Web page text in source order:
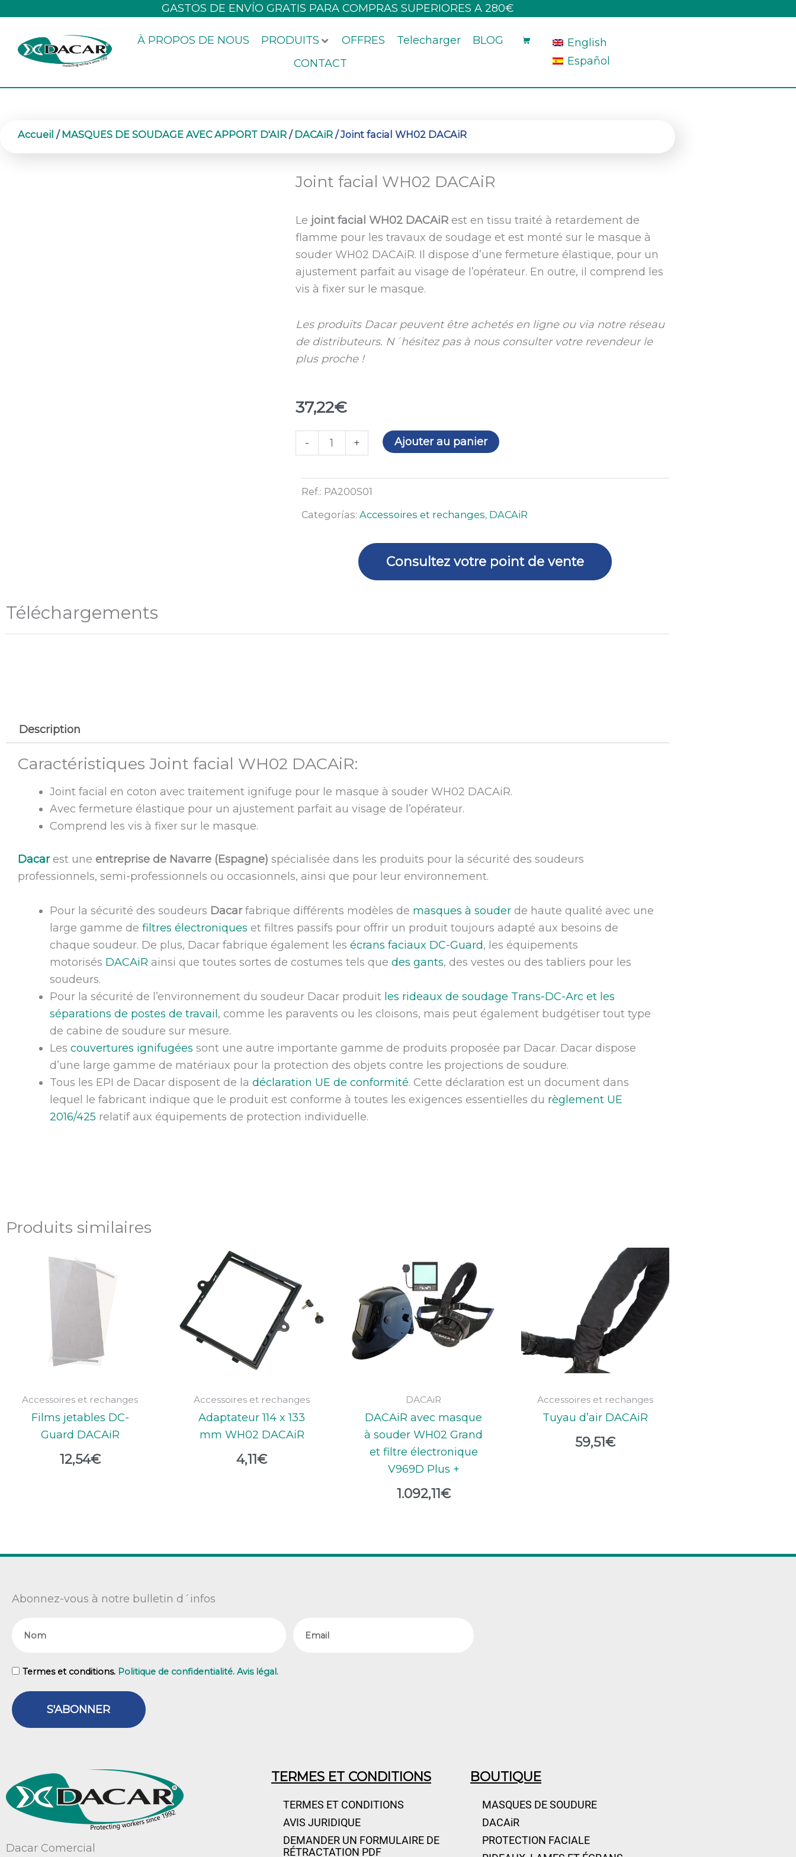
contenu
GASTOS DE ENVÍO GRATIS PARA COMPRAS SUPERIORES A 280€
À PROPOS DE NOUS PRODUITS OFFRES Telecharger
BLOG
CONTACT
English
Español
Accueil /MASQUES DE SOUDAGE AVEC APPORT D'AIR /DACAiR / Joint facial WH02 DACAiR
Joint facial WH02 DACAiR
Le joint facial WH02 DACAiRest en tissu traité à retardement de
flamme pour les travaux de soudage et est monté sur le masque à
souder WH02 DACAiR. Il dispose d’une fermeture élastique, pour un
ajustement parfait au visage de l’opérateur. En outre, il comprend les
vis à fixer sur le masque.
Les produits Dacar peuvent être achetés en ligne ou via notre réseau
de distributeurs. N´hésitez pas à nous consulter votre revendeur le
plus proche !
37,22€
-
quantité
de
facial
DACAiR
+ Ajouter au panier
Ref.: PA200S01
Categorías: Accessoires et rechanges, DACAiR
Consultez votre point de vente
Téléchargements
Description
Caractéristiques Joint facial WH02 DACAiR:
Joint facial en coton avec traitement ignifuge pour le masque à souder WH02 DACAiR.
Avec fermeture élastique pour un ajustement parfait au visage de l’opérateur.
Comprend les vis à fixer sur le masque.
Dacarest une entreprise de Navarre (Espagne) spécialisée dans les produits pour la sécurité des soudeurs
professionnels, semi-professionnels ou occasionnels, ainsi que pour leur environnement.
Pour la sécurité des soudeurs Dacarfabrique différents modèles de masques à souder de haute qualité avec une
large gamme de filtres électroniques et filtres passifs pour offrir un produit toujours adapté aux besoins de
chaque soudeur. De plus, Dacar fabrique également les écrans faciaux DC-Guard, les équipements
motorisés DACAiR ainsi que toutes sortes de costumes tels que des gants, des vestes ou des tabliers pour les
soudeurs.
Pour la sécurité de l’environnement du soudeur Dacar produit les rideaux de soudage Trans-DC-Arc et les
séparations de postes de travail , comme les paravents ou les cloisons, mais peut également budgétiser tout type
de cabine de soudure sur mesure.
Les couvertures ignifugées sont une autre importante gamme de produits proposée par Dacar. Dacar dispose
d’une large gamme de matériaux pour la protection des objets contre les projections de soudure.
Tous les EPI de Dacar disposent de la déclaration UE de conformité. Cette déclaration est un document dans
lequel le fabricant indique que le produit est conforme à toutes les exigences essentielles du règlement UE
2016/425 relatif aux équipements de protection individuelle.
Produits similaires
Accessoires et rechanges
Films jetables DC-
Guard DACAiR
12,54€
Accessoires et rechanges
Adaptateur 114 x 133
mm WH02 DACAiR
4,11€
DACAiR
DACAiR avec masque
à souder WH02 Grand
et filtre électronique
V969D Plus +
1.092,11€
Accessoires et rechanges
Tuyau d’air DACAiR
59,51€
Abonnez-vous à notre bulletin d´infos
GDPR
Termes et conditions. Politique de confidentialité. Avis légal.
S'ABONNER
Dacar Comercial
TERMES ET CONDITIONS
TERMES ET CONDITIONS
AVIS JURIDIQUE
DEMANDER UN FORMULAIRE DE
RÉTRACTATION PDF
BOUTIQUE
MASQUES DE SOUDURE
DACAiR
PROTECTION FACIALE